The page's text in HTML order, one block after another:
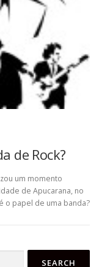
de Rock?
um momento
de Apucarana, no
o papel de uma banda?